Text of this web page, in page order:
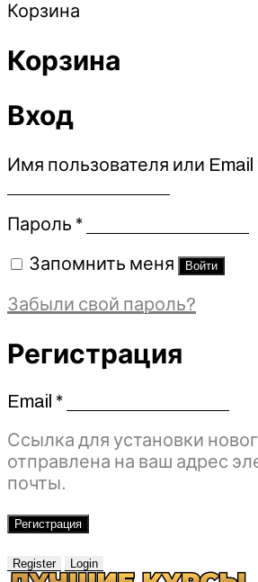
Корзина
Корзина
Вход
Имя пользователя или Email
Пароль *Обязательно
Запомнить меня Войти
Забыли свой пароль?
Регистрация
Email *Обязательно
Ссылка для установки
отправлена ​​на ваш адрес
почты.
Регистрация
Register Login